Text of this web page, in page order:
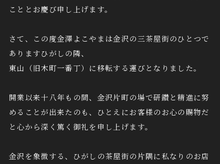
こととお慶び申し上げます。
さて、この度金澤よこやまは金沢の三茶屋街のひとつで
ありますひがしの隣、
東山（旧木町一番丁）に移転する運びとなりました。
開業以来十八年もの間、金沢片町の場で研鑽と精進に努
めることが出来たのも、ひとえにお客様のお心の賜物だ
と心から深く篤く御礼を申し上げます。
金沢を象徴する、ひがしの茶屋街の片隅に私なりのお店